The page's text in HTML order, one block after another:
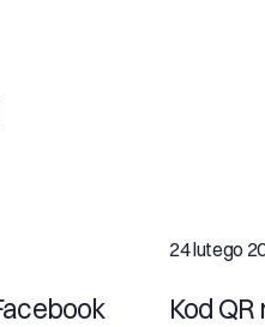
24 lutego
Kod